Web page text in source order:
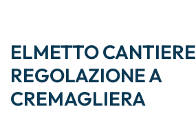
ELMETTO CANTIERE
REGOLAZIONE A
CREMAGLIERA